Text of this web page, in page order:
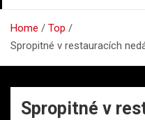
Home
Top
Spropitné v restauracích
Spropitné v